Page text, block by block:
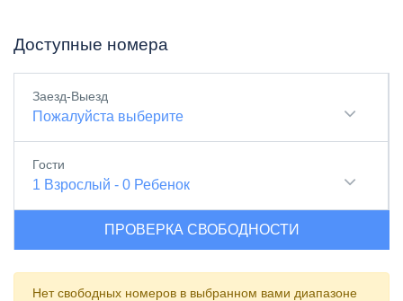
Доступные номера
Заезд-Выезд
Пожалуйста выберите
Гости
1 Взрослый - 0 Ребенок
ПРОВЕРКА СВОБОДНОСТИ
Нет свободных номеров в выбранном вами диапазоне